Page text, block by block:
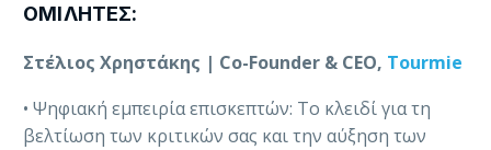
ΟΜΙΛΗΤΕΣ:
Στέλιος Χρηστάκης | Co-Founder & CEO, Tourmie
• Ψηφιακή εμπειρία επισκεπτών: Το κλειδί για τη
βελτίωση των κριτικών σας και την αύξηση των